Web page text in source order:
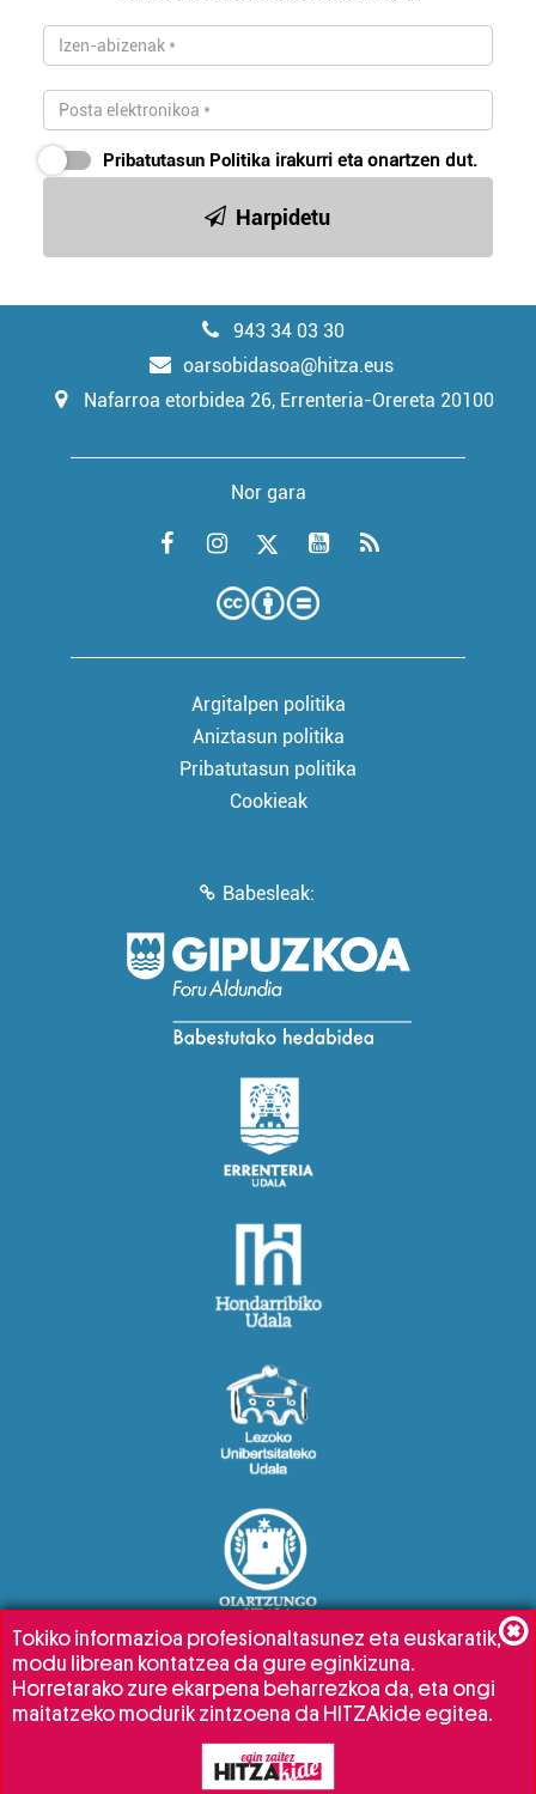
Pribatutasun Politika irakurri eta onartzen dut.
Harpidetu
943 34 03 30
oarsobidasoa@hitza.eus
Nafarroa etorbidea 26, Errenteria-Orereta 20100
Nor gara
Argitalpen politika
Aniztasun politika
Pribatutasun politika
Cookieak
Babesleak:
Tokiko informazioa profesionaltasunez eta euskaratik,
modu librean kontatzea da gure eginkizuna.
Horretarako zure ekarpena beharrezkoa da, eta ongi
maitatzeko modurik zintzoena da HITZAkide egitea.